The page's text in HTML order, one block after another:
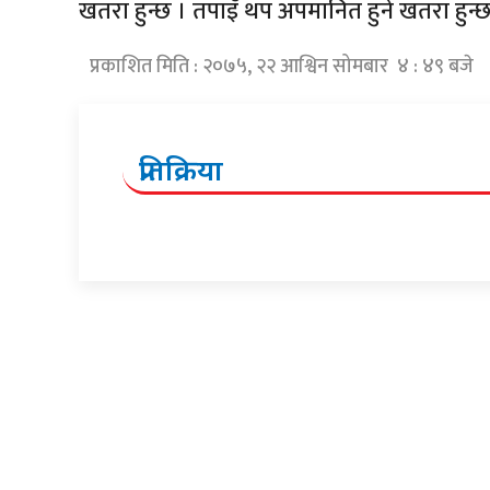
खतरा हुन्छ । तपाइँ थप अपमानित हुने खतरा
प्रकाशित मिति : २०७५, २२ आश्विन सोमबार ४ : ४९ बजे
प्रतिक्रिया